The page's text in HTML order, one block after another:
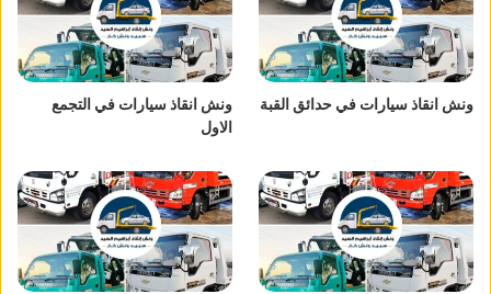
ونش انقاذ سيارات في حدائق القبة
ونش انقاذ سيارات في التجمع
الاول